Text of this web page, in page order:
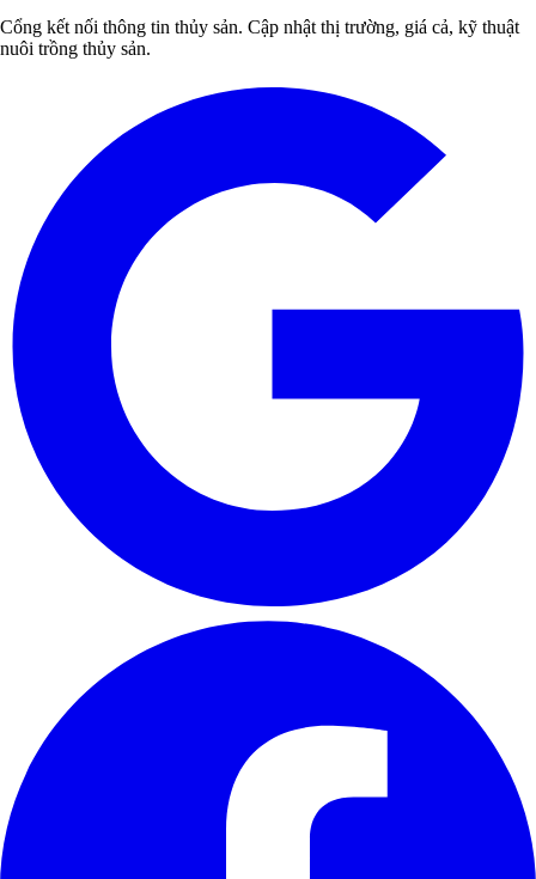
Cổng kết nối thông tin thủy sản. Cập nhật thị trường, giá cả, kỹ thuật
nuôi trồng thủy sản.